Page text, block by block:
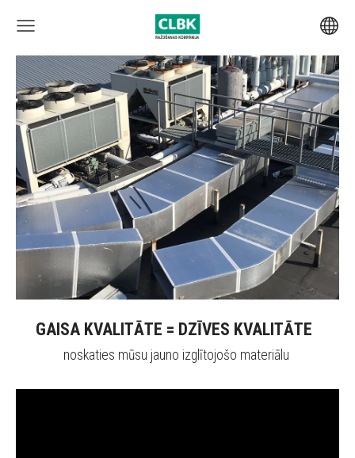
GAISA KVALITĀTE = DZĪVES KVALITĀTE
noskaties mūsu jauno izglītojošo materiālu